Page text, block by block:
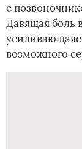
с
Давящая боль
возможного